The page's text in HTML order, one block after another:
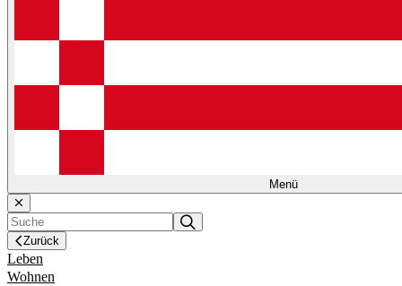
Menü
Zurück
Leben
Wohnen